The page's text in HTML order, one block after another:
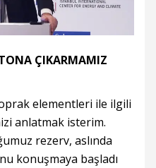
ÇIKARMAMIZ
elementleri ile ilgili
anlatmak isterim.
rezerv, aslında
konuşmaya başladı